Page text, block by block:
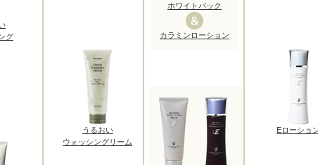
グ
うるおい
ウォッシングリーム
ホワイトパック
カラミンローション
Eローショ